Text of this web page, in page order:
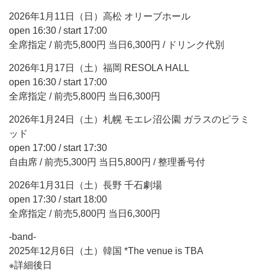
2026年1月11日（日）高松 オリーブホール
open 16:30 / start 17:00
全席指定 / 前売5,800円 当日6,300円 / ドリンク代別
2026年1月17日（土）福岡 RESOLA HALL
open 16:30 / start 17:00
全席指定 / 前売5,800円 当日6,300円
2026年1月24日（土）札幌 モエレ沼公園 ガラスのピラミ
ッド
open 17:00 / start 17:30
自由席 / 前売5,300円 当日5,800円 / 整理番号付
2026年1月31日（土）長野 千石劇場
open 17:30 / start 18:00
全席指定 / 前売5,800円 当日6,300円
-band-
2025年12月6日（土）韓国 *The venue is TBA
※詳細後日